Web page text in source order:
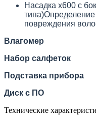
Насадка х600 с
типа)Определение
повреждения
Влагомер
Набор салфеток
Подставка прибора
Диск с ПО
Технические